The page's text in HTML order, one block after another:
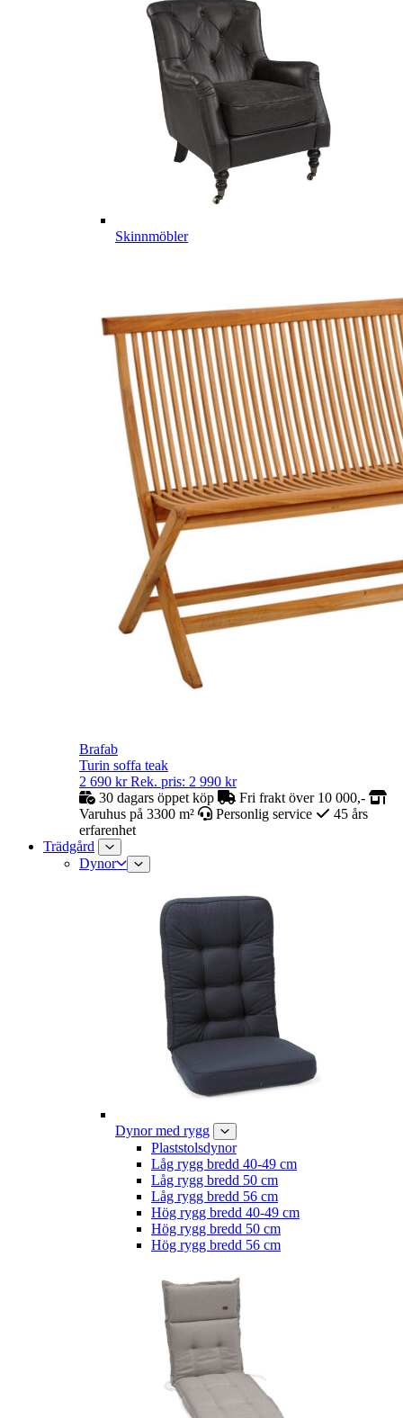
Skinnmöbler
Brafab
Turin soffa teak
2 690 kr Rek. pris: 2 990 kr
30 dagars öppet köp
Fri frakt över 10 000,-
Varuhus på 3300 m²
Personlig service
45 års
erfarenhet
Trädgård
Dynor
Dynor med rygg
Plaststolsdynor
Låg rygg bredd 40-49 cm
Låg rygg bredd 50 cm
Låg rygg bredd 56 cm
Hög rygg bredd 40-49 cm
Hög rygg bredd 50 cm
Hög rygg bredd 56 cm